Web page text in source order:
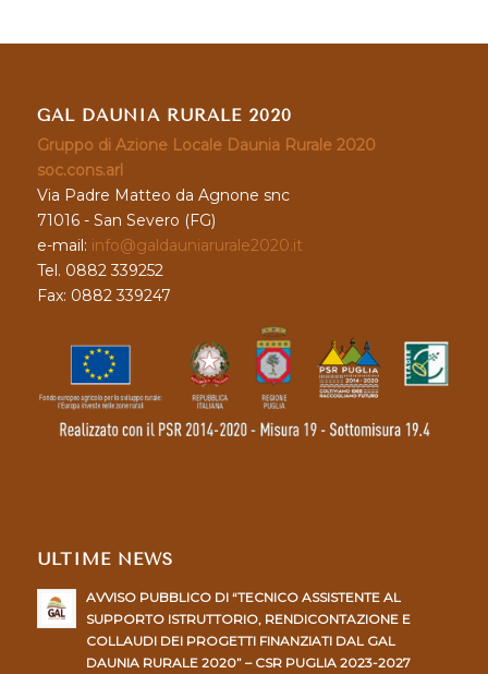
GAL DAUNIA RURALE 2020
Gruppo di Azione Locale Daunia Rurale 2020
soc.cons.arl
Via Padre Matteo da Agnone snc
71016 - San Severo (FG)
e-mail: info@galdauniarurale2020.it
Tel. 0882 339252
Fax: 0882 339247
ULTIME NEWS
AVVISO PUBBLICO DI “TECNICO ASSISTENTE AL
SUPPORTO ISTRUTTORIO, RENDICONTAZIONE E
COLLAUDI DEI PROGETTI FINANZIATI DAL GAL
DAUNIA RURALE 2020” – CSR PUGLIA 2023-2027